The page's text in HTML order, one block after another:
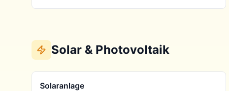
Solar & Photovoltaik
Solaranlage